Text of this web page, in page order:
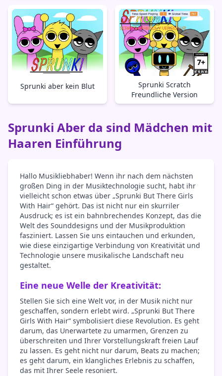
Sprunki aber kein Blut
Sprunki Scratch
Freundliche Version
Sprunki Aber da sind Mädchen mit
Haaren Einführung
Hallo Musikliebhaber! Wenn ihr nach dem nächsten
großen Ding in der Musiktechnologie sucht, habt ihr
vielleicht schon etwas über „Sprunki But There Girls
With Hair“ gehört. Das ist nicht nur ein skurriler
Ausdruck; es ist ein bahnbrechendes Konzept, das die
Welt des Sounddesigns und der Musikproduktion
fasziniert. Lassen Sie uns eintauchen und erkunden,
wie diese einzigartige Verbindung von Kreativität und
Technologie unsere musikalische Landschaft neu
gestaltet.
Eine neue Welle der Kreativität:
Stellen Sie sich eine Welt vor, in der Musik nicht nur
geschaffen, sondern erlebt wird. „Sprunki But There
Girls With Hair“ symbolisiert diese Revolution. Es geht
darum, das Unerwartete zu umarmen, Grenzen zu
überschreiten und Ihrer Vorstellungskraft freien Lauf
zu lassen. Es geht nicht nur darum, Beats zu machen;
es geht darum, ein klangliches Erlebnis zu schaffen,
das mit Ihrer Seele resoniert.